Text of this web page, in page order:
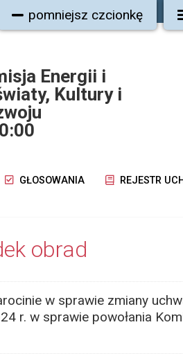
pomniejsz czcionkę
Energii i
Kultury i
GŁOSOWANIA
REJESTR
obrad
w sprawie zmiany
r. w sprawie powołania